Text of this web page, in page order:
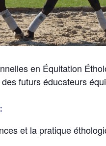
en Équitation
futurs éducateurs
et la pratique